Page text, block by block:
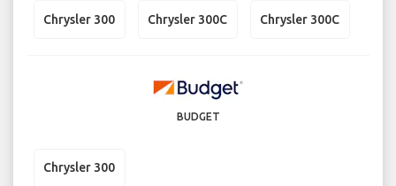
Chrysler 300 Chrysler 300C Chrysler 300C
BUDGET
Chrysler 300